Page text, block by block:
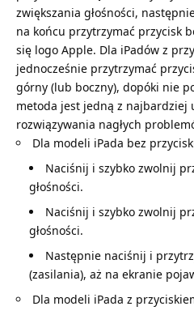
zwiększania głośności,
na końcu przytrzymać przycisk
się logo Apple. Dla iPadów z
jednocześnie przytrzymać
górny (lub boczny), dopóki nie
metoda jest jedną z najbardziej
rozwiązywania nagłych
Dla modeli iPada bez
Naciśnij i szybko zwolnij
głośności.
Naciśnij i szybko zwolnij
głośności.
Następnie naciśnij i
(zasilania), aż na ekranie
Dla modeli iPada z